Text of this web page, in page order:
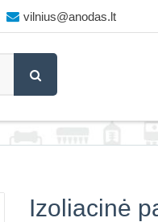
vilnius@anodas.lt
Izoliacinė